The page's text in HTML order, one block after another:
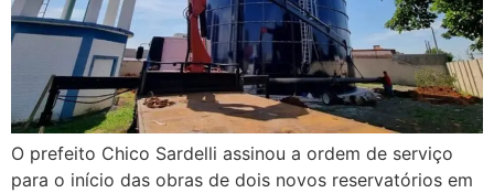
O prefeito Chico Sardelli assinou a ordem de serviço
para o início das obras de dois novos reservatórios em